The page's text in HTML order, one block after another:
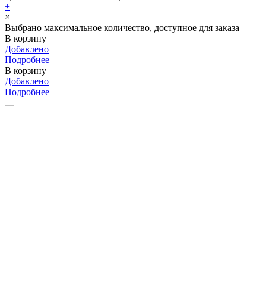
+
×
Выбрано максимальное количество, доступное для заказа
В корзину
Добавлено
Подробнее
В корзину
Добавлено
Подробнее